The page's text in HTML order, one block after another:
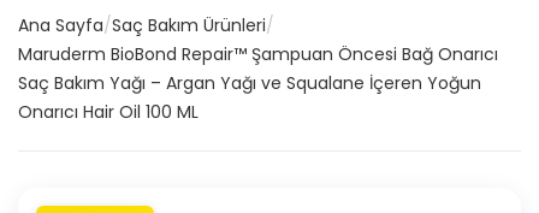
Ana Sayfa/Saç Bakım Ürünleri/
Maruderm BioBond Repair™ Şampuan Öncesi Bağ Onarıcı
Saç Bakım Yağı – Argan Yağı ve Squalane İçeren Yoğun
Onarıcı Hair Oil 100 ML